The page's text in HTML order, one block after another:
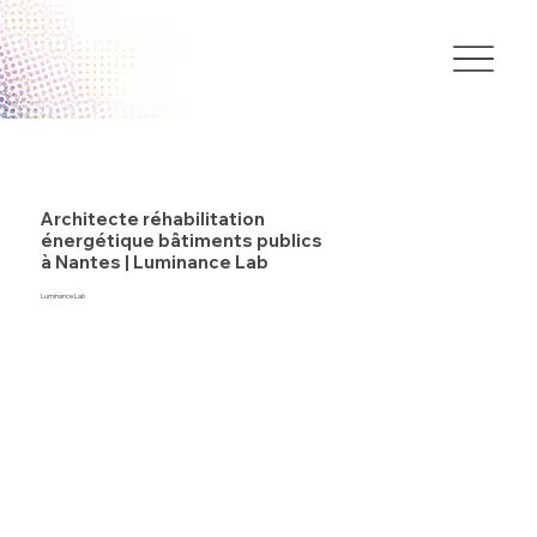
Architecte réhabilitation
énergétique bâtiments publics
à Nantes | Luminance Lab
Luminance Lab